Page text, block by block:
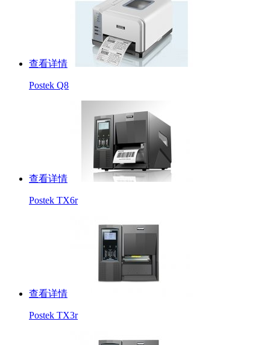
查看详情
Postek Q8
查看详情
Postek TX6r
查看详情
Postek TX3r